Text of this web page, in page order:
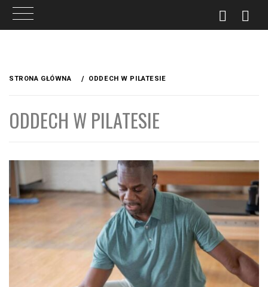
STRONA GŁÓWNA ODDECH W PILATESIE
ODDECH W PILATESIE